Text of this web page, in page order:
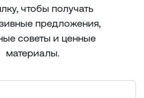
чтобы получать
предложения,
советы и ценные
материалы.